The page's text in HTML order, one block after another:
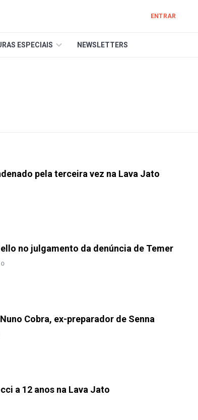
ENTRAR
ESPECIAIS NEWSLETTERS
pela terceira vez na Lava Jato
no julgamento da denúncia de Temer
Cobra, ex-preparador de Senna
a 12 anos na Lava Jato